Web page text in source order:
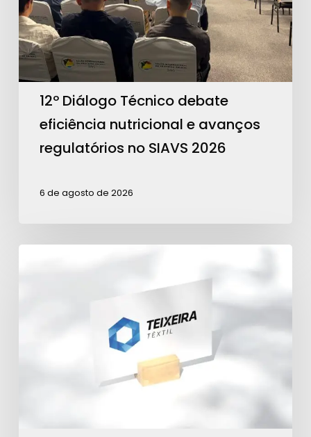
nutricional
e
avanços
regulatórios
12º Diálogo Técnico debate
eficiência nutricional e avanços
regulatórios no SIAVS 2026
6 de agosto de 2026